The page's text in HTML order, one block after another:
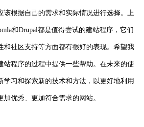
该根据自己的需求和实际情况进行选择。上
和Drupal都是值得尝试的建站程序，它们
和社区支持等方面都有很好的表现。希望我
站程序的过程中提供一些帮助。在未来的使
学习和探索新的技术和方法，以更好地利用
优秀、更加符合需求的网站。